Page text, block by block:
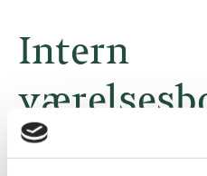
Intern